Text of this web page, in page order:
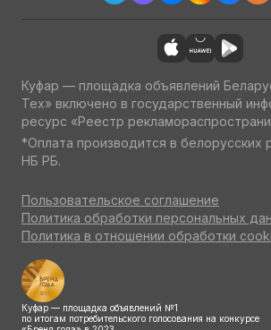
Куфар — площадка объявлений
Тех» включено в государственный
ресурс «Реестр
*Оплата производится в белорусских
НБ РБ.
Пользовательское соглашение
Политика обработки персональных
Политика в отношении обработки
Куфар — площадка объявлений №1
по итогам потребительского голосования на конкурсе